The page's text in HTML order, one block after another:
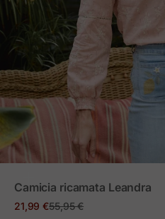
Camicia ricamata Leandra
Prezzo in offerta
21,99 €Prezzo normale
55,95 €